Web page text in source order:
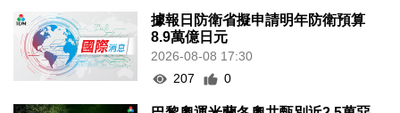
據報日防衛省擬申請明年防衛預算
8.9萬億日元
2026-08-08 17:30
207
0